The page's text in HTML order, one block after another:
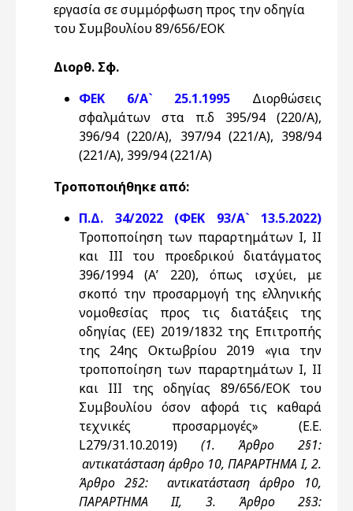
εργασία σε συμμόρφωση προς την οδηγία
του Συμβουλίου 89/656/EOK
Διορθ. Σφ.
ΦΕΚ 6/Α` 25.1.1995 Διορθώσεις
σφαλμάτων στα π.δ 395/94 (220/Α),
396/94 (220/Α), 397/94 (221/Α), 398/94
(221/Α), 399/94 (221/Α)
Τροποποιήθηκε από:
Π.Δ. 34/2022 (ΦΕΚ 93/Α` 13.5.2022)
Τροποποίηση των παραρτημάτων Ι, ΙΙ
και ΙΙΙ του προεδρικού διατάγματος
396/1994 (Α’ 220), όπως ισχύει, με
σκοπό την προσαρμογή της ελληνικής
νομοθεσίας προς τις διατάξεις της
οδηγίας (ΕΕ) 2019/1832 της Επιτροπής
της 24ης Οκτωβρίου 2019 «για την
τροποποίηση των παραρτημάτων Ι, ΙΙ
και ΙΙΙ της οδηγίας 89/656/ΕΟΚ του
Συμβουλίου όσον αφορά τις καθαρά
τεχνικές προσαρμογές» (Ε.Ε.
L279/31.10.2019) (1. Άρθρο 2§1:
αντικατάσταση άρθρο 10, ΠΑΡΑΡΤΗΜΑ Ι, 2.
Άρθρο 2§2: αντικατάσταση άρθρο 10,
ΠΑΡΑΡΤΗΜΑ ΙΙ, 3. Άρθρο 2§3: